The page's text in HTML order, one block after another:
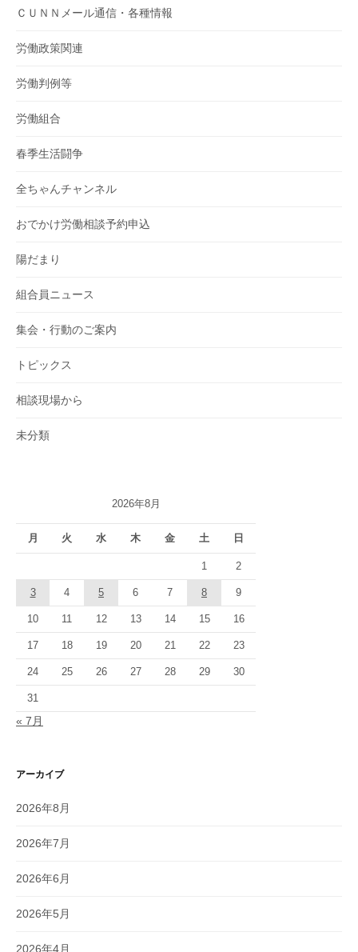
ＣＵＮＮメール通信・各種情報
労働政策関連
労働判例等
労働組合
春季生活闘争
全ちゃんチャンネル
おでかけ労働相談予約申込
陽だまり
組合員ニュース
集会・行動のご案内
トピックス
相談現場から
未分類
2026年8月
月 火 水 木 金 土 日
1 2
3 4 5 6 7 8 9
10 11 12 13 14 15 16
17 18 19 20 21 22 23
24 25 26 27 28 29 30
31
« 7月
アーカイブ
2026年8月
2026年7月
2026年6月
2026年5月
2026年4月